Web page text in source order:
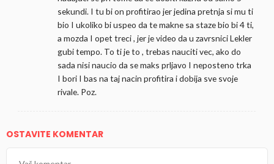
sekundi. I tu bi on profitirao jer jedina pretnja si mu ti
bio I ukoliko bi uspeo da te makne sa staze bio bi 4 ti,
a mozda I opet treci , jer je video da u zavrsnici Lekler
gubi tempo. To ti je to , trebas nauciti vec, ako do
sada nisi naucio da se maks prljavo I neposteno trka
I bori I bas na taj nacin profitira i dobija sve svoje
rivale. Poz.
OSTAVITE KOMENTAR